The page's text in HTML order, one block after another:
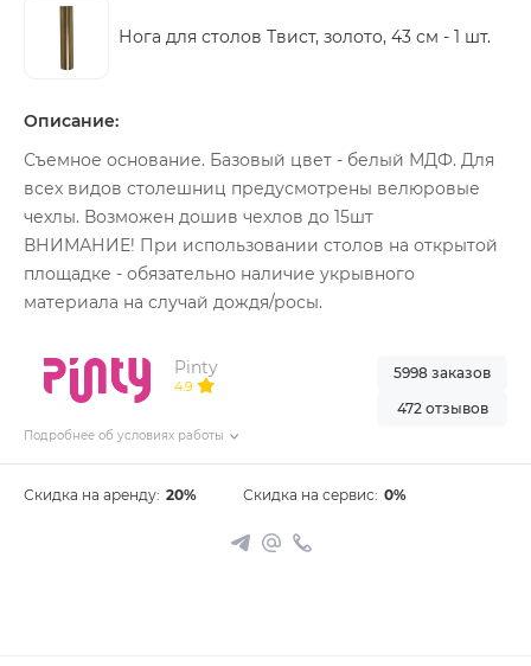
Нога для столов Твист, золото, 43 см - 1 шт.
Описание:
Съемное основание. Базовый цвет - белый МДФ. Для
всех видов столешниц предусмотрены велюровые
чехлы. Возможен дошив чехлов до 15шт
ВНИМАНИЕ! При использовании столов на открытой
площадке - обязательно наличие укрывного
материала на случай дождя/росы.
Pinty
4.9
Подробнее об условиях работы
5998 заказов
472 отзывов
Скидка на аренду: 20% Скидка на сервис: 0%